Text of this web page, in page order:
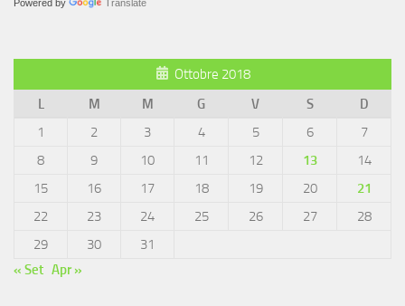
Powered by Translate
Ottobre 2018
L
M M G V S
D
1
2 3 4 5 6
7
8
9 10 11 12 13
14
15
16 17 18 19 20
21
22
23 24 25 26 27
28
29
30
31
« Set Apr »